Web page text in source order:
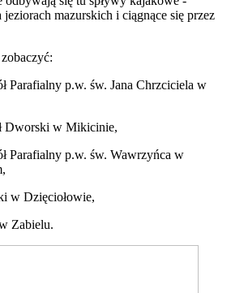
mazurskich i ciągnące się przez
Parafialny p.w. św. Jana Chrzciciela w
Dworski w Mikicinie,
Parafialny p.w. św. Wawrzyńca w
w Dzięciołowie,
Zabielu.